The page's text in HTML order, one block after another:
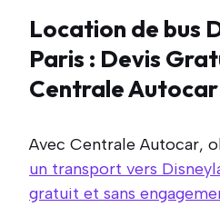
Location de bus
Paris : Devis
Centrale Autocar
Avec Centrale Autocar,
un transport vers
gratuit et sans